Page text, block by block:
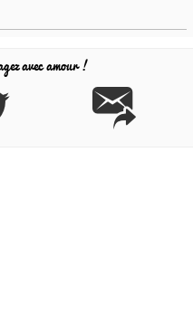
avec amour !